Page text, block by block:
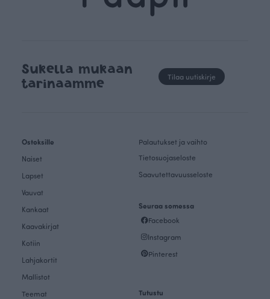
Sukella mukaan
tarinaamme
Tilaa uutiskirje
Ostoksille
Naiset
Lapset
Vauvat
Kankaat
Kaavakirjat
Kotiin
Lahjakortit
Mallistot
Teemat
Palautukset ja vaihto
Tietosuojaseloste
Saavutettavuusseloste
Seuraa somessa
Facebook
Instagram
Pinterest
Tutustu